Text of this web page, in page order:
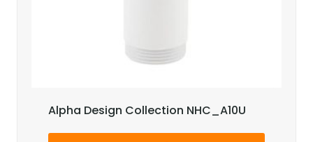
Alpha Design Collection NHC_A10U